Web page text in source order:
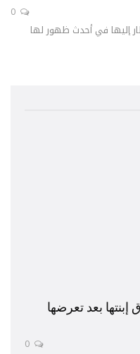
إليها في أحدث ظهور لها
بعد تعرضها